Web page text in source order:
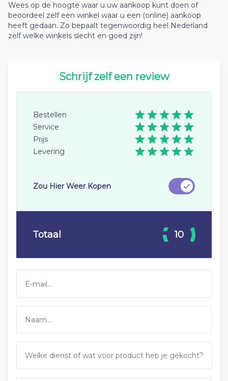
Wees op de hoogte waar u uw aankoop kunt doen of
beoordeel zelf een winkel waar u een (online) aankoop
heeft gedaan. Zo bepaalt tegenwoordig heel Nederland
zelf welke winkels slecht en goed zijn!
Schrijf zelf een review
Bestellen
Service
Prijs
Levering
Zou Hier Weer Kopen
Totaal 10